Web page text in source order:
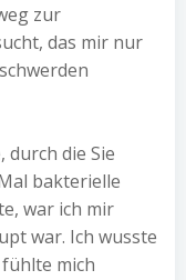
zur
das mir nur
durch die Sie
bakterielle
war ich mir
war. Ich wusste
mich